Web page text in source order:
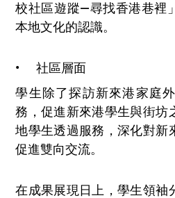
校社區遊蹤—尋找香港巷裡
本地文化的認識。
• 社區層面
學生除了探訪新來港家庭
務，促進新來港學生與街坊
地學生透過服務，深化對新
促進雙向交流。
在成果展現日上，學生領袖